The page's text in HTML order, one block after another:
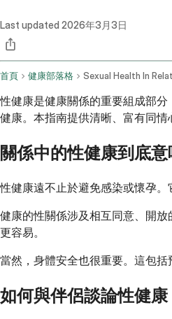
Last updated 2026年3月3日
首頁 健康部落格
性健康是健康關係的重要組成部
健康。本指南提供清晰、富有同情
關係中的性健康到底意
性健康遠不止於避免感染或懷孕
健康的性關係涉及相互同意、開
更容易。
當然，身體安全也很重要。這包括
如何與伴侶談論性健康